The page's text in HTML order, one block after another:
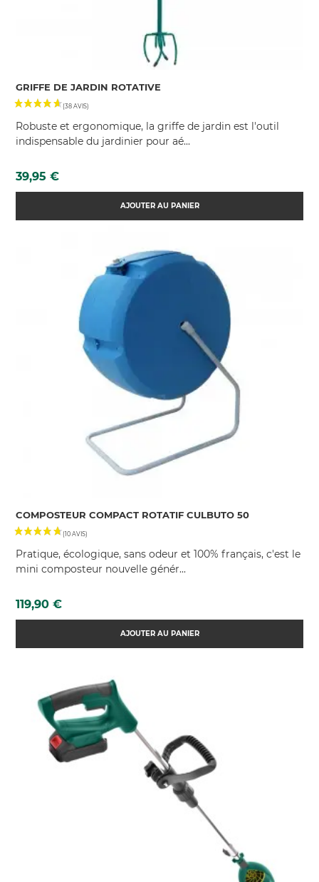
(55 AVIS)
GRIFFE DE JARDIN ROTATIVE
Robuste et ergonomique, la griffe de jardin est l'outil
indispensable du jardinier pour aé...
Prix
39,95 €
AJOUTER AU PANIER
COMPOSTEUR COMPACT ROTATIF CULBUTO 50
Pratique, écologique, sans odeur et 100% français, c'est le
mini composteur nouvelle génér...
Prix
119,90 €
AJOUTER AU PANIER